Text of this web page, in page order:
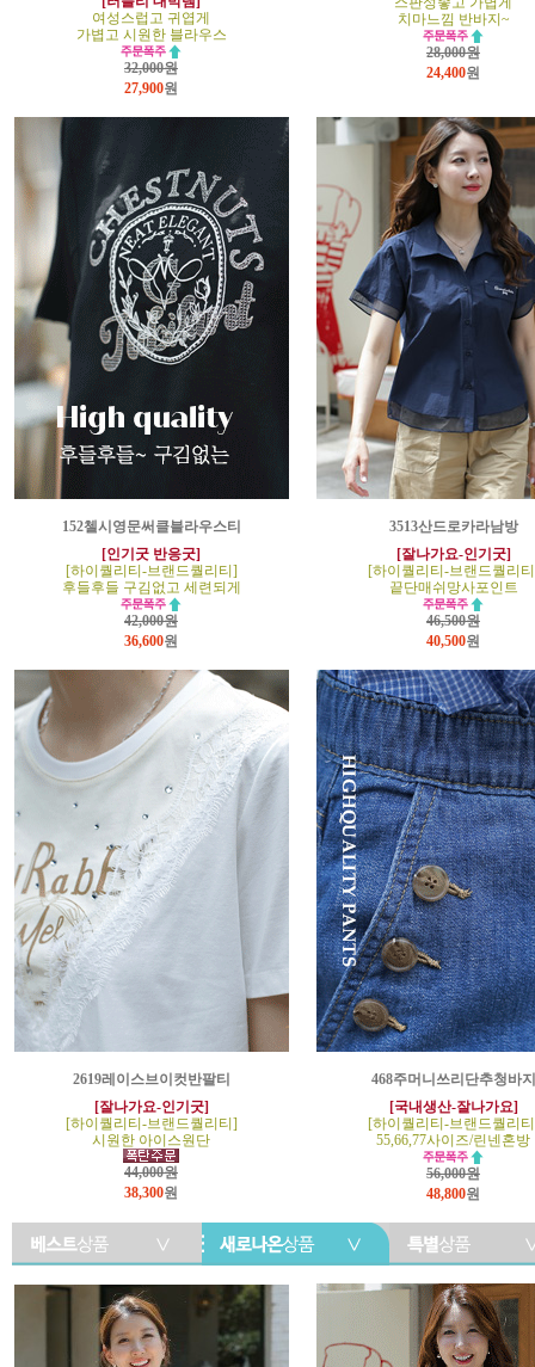
여성스럽고 귀엽게
가볍고 시원한 블라우스
32,000원
27,900원
치마느낌 반바지~
28,000원
24,400원
152첼시영문써클블라우스티
[인기굿 반응굿]
[하이퀄리티-브랜드퀄리티]
후들후들 구김없고 세련되게
42,000원
36,600원
3513산드로카라남방
[잘나가요-인기굿]
[하이퀄리티-브랜드퀄리
끝단매쉬망사포인트
46,500원
40,500원
2619레이스브이컷반팔티
[잘나가요-인기굿]
[하이퀄리티-브랜드퀄리티]
시원한 아이스원단
44,000원
38,300원
468주머니쓰리단추청바지
[국내생산-잘나가요]
[하이퀄리티-브랜드퀄리
55,66,77사이즈/린넨혼방
56,000원
48,800원